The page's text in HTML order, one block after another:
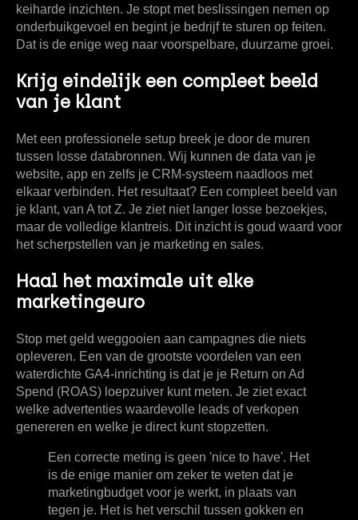
keiharde inzichten. Je stopt met beslissingen nemen op
onderbuikgevoel en begint je bedrijf te sturen op feiten.
Dat is de enige weg naar voorspelbare, duurzame groei.
Krijg eindelijk een compleet beeld
van je klant
Met een professionele setup breek je door de muren
tussen losse databronnen. Wij kunnen de data van je
website, app en zelfs je CRM-systeem naadloos met
elkaar verbinden. Het resultaat? Een compleet beeld van
je klant, van A tot Z. Je ziet niet langer losse bezoekjes,
maar de volledige klantreis. Dit inzicht is goud waard voor
het scherpstellen van je marketing en sales.
Haal het maximale uit elke
marketingeuro
Stop met geld weggooien aan campagnes die niets
opleveren. Een van de grootste voordelen van een
waterdichte GA4-inrichting is dat je je Return on Ad
Spend (ROAS) loepzuiver kunt meten. Je ziet exact
welke advertenties waardevolle leads of verkopen
genereren en welke je direct kunt stopzetten.
Een correcte meting is geen 'nice to have'. Het
is de enige manier om zeker te weten dat je
marketingbudget voor je werkt, in plaats van
tegen je. Het is het verschil tussen gokken en